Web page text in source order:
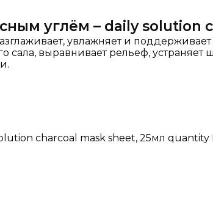
углём – daily solution
увлажняет и
сала, выравнивает рельеф,
charcoal mask sheet, 25мл quantity